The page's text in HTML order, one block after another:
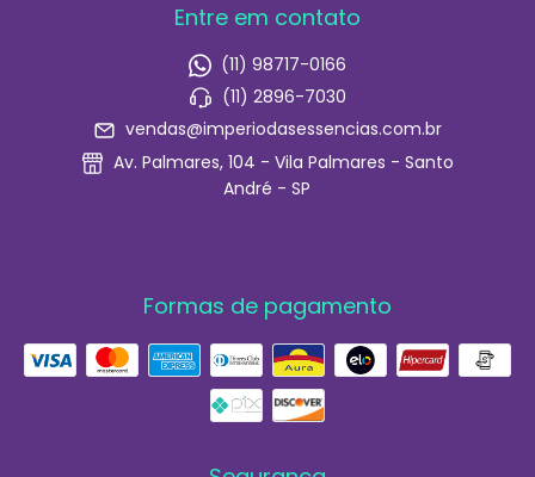
Entre em contato
(11) 98717-0166
(11) 2896-7030
vendas@imperiodasessencias.com.br
Av. Palmares, 104 - Vila Palmares - Santo
André - SP
Formas de pagamento